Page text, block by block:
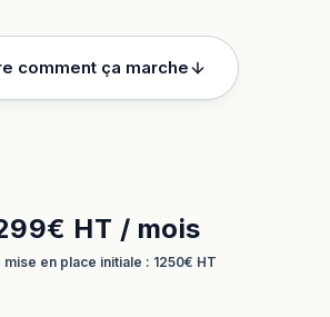
comment ça marche
HT / mois
mise en place initiale : 1250€ HT